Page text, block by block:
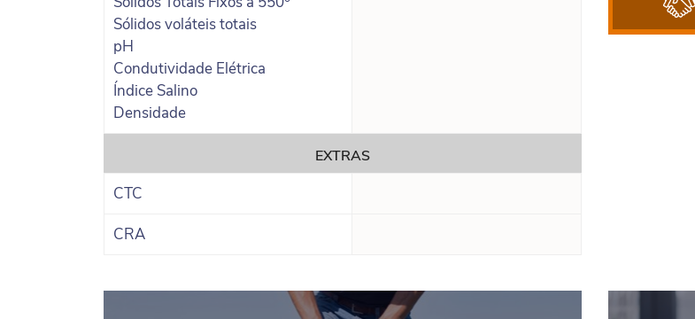
Sólidos voláteis totais
pH
Condutividade Elétrica
Índice Salino
Densidade
EXTRAS
CTC
CRA